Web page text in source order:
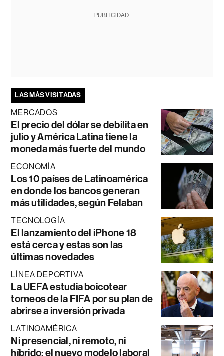
PUBLICIDAD
LAS MÁS VISITADAS
MERCADOS
El precio del dólar se debilita en
julio y América Latina tiene la
moneda más fuerte del mundo
ECONOMÍA
Los 10 países de Latinoamérica
en donde los bancos generan
más utilidades, según Felaban
TECNOLOGÍA
El lanzamiento del iPhone 18
está cerca y estas son las
últimas novedades
LÍNEA DEPORTIVA
La UEFA estudia boicotear
torneos de la FIFA por su plan de
abrirse a inversión privada
LATINOAMÉRICA
Ni presencial, ni remoto, ni
híbrido: el nuevo modelo laboral